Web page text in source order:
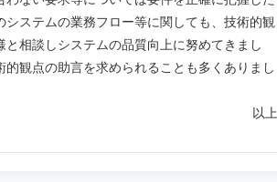
システムの業務フロー等に関しても、技術的観
相談しシステムの品質向上に努めてきまし
観点の助言を求められることも多くありまし
以上